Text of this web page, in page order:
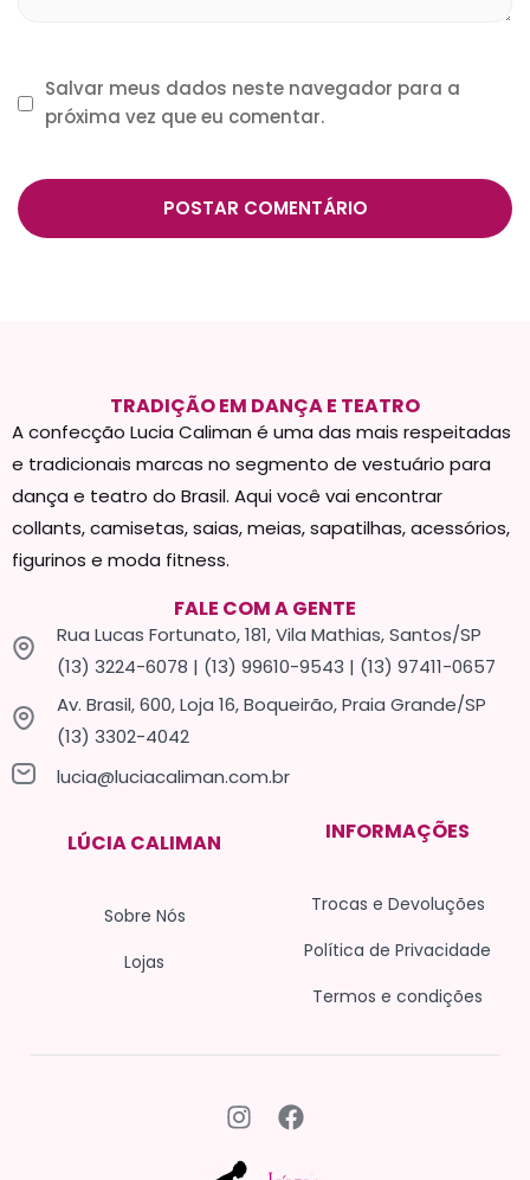
Salvar meus dados neste navegador para a
próxima vez que eu comentar.
TRADIÇÃO EM DANÇA E TEATRO
A confecção Lucia Caliman é uma das mais respeitadas
e tradicionais marcas no segmento de vestuário para
dança e teatro do Brasil. Aqui você vai encontrar
collants, camisetas, saias, meias, sapatilhas, acessórios,
figurinos e moda fitness.
FALE COM A GENTE
Rua Lucas Fortunato, 181, Vila Mathias, Santos/SP
(13) 3224-6078 | (13) 99610-9543 | (13) 97411-0657
Av. Brasil, 600, Loja 16, Boqueirão, Praia Grande/SP
(13) 3302-4042
lucia@luciacaliman.com.br
LÚCIA CALIMAN
Sobre Nós
Lojas
INFORMAÇÕES
Trocas e Devoluções
Política de Privacidade
Termos e condições